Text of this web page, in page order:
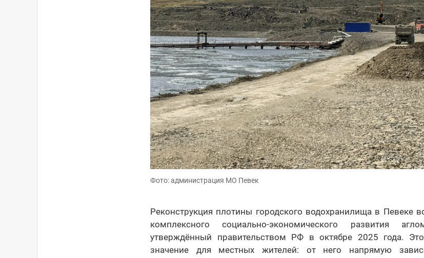
Фото: администрация МО Певек
Реконструкция плотины городского водохранилища в Певеке
комплексного социально-экономического развития
утверждённый правительством РФ в октябре 2025 года.
значение для местных жителей: от него напрямую